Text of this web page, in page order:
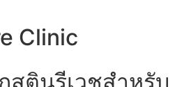
Clinic
สูตินรีเวชสำหรับ